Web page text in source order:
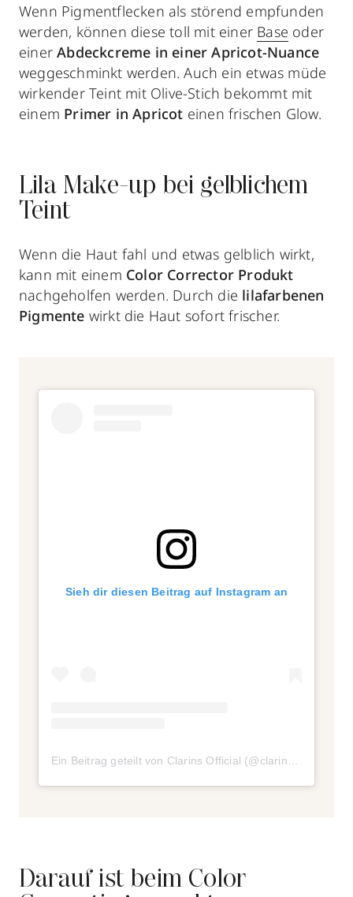
Wenn Pigmentflecken als störend empfunden
werden, können diese toll mit einer Base oder
einerAbdeckcreme in einer Apricot-Nuance
weggeschminkt werden. Auch ein etwas müde
wirkender Teint mit Olive-Stich bekommt mit
einem Primer in Apricot einen frischen Glow.
Lila Make-up bei gelblichem
Teint
Wenn die Haut fahl und etwas gelblich wirkt,
kann mit einem Color Corrector Produkt
nachgeholfen werden. Durch die lilafarbenen
Pigmente wirkt die Haut sofort frischer.
Sieh dir diesen Beitrag auf Instagram an
Darauf ist beim Color